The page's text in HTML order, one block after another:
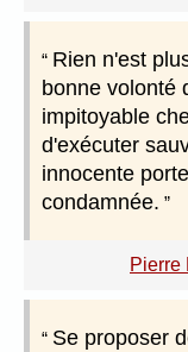
Rien n'est
bonne volonté
impitoyable
d'exécuter
innocente
condamnée.
Pierre
Se proposer